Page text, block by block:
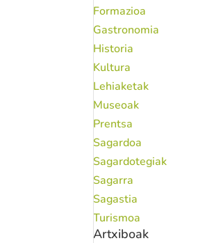
Formazioa
Gastronomia
Historia
Kultura
Lehiaketak
Museoak
Prentsa
Sagardoa
Sagardotegiak
Sagarra
Sagastia
Turismoa
Artxiboak